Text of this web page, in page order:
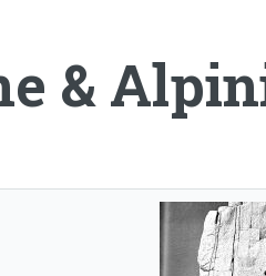
&